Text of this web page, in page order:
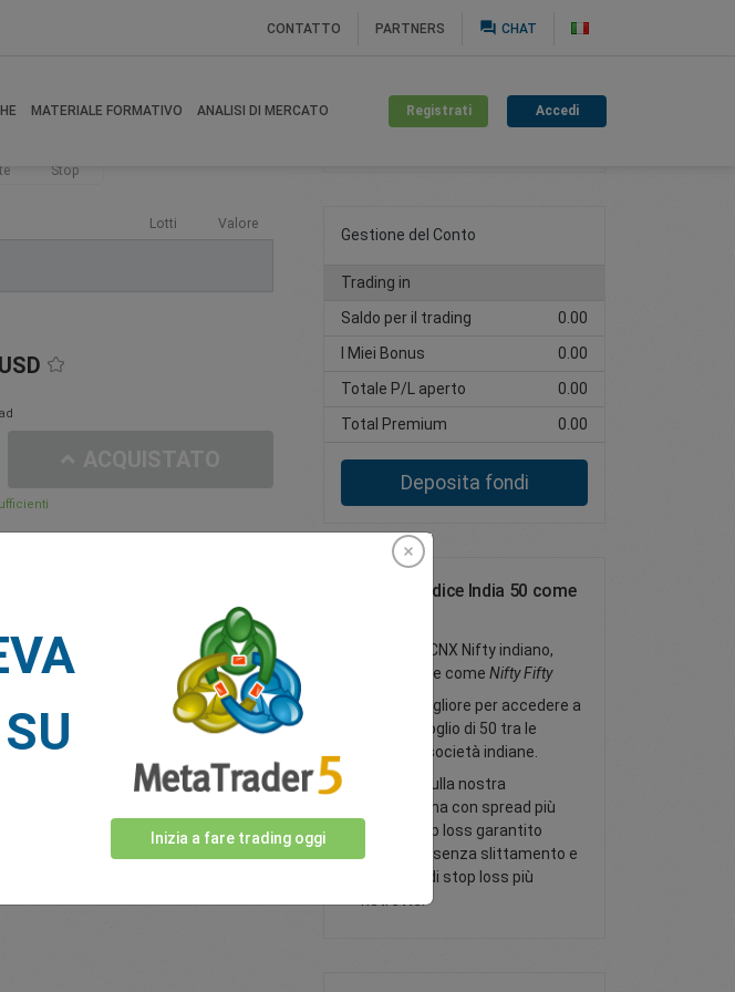
CONTATTO PARTNERS question_answer CHAT
MATERIALE FORMATIVO ANALISI DI MERCATO Registrati Accedi
Stop
Lotti Valore
>
Crea un conto di trading
Gestione del Conto
Trading in
Saldo per il trading
0.00
I Miei Bonus
0.00
Totale P/L aperto
0.00
Total Premium
0.00
Deposita fondi
Negozia l'indice India 50 come
Traccia il CNX Nifty indiano,
noto anche come Nifty Fifty
Il modo migliore per accedere a
un portafoglio di 50 tra le
maggiori società indiane.
Negozia sulla nostra
piattaforma con spread più
bassi, stop loss garantito
opzionale senza slittamento e
distanze di stop loss più
SU
Inizia a fare trading oggi